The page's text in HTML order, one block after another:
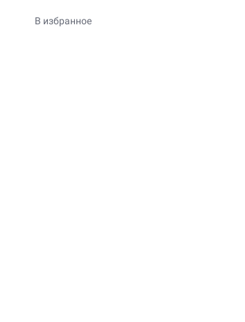
В избранное